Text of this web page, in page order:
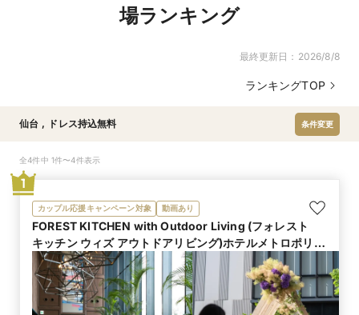
場ランキング
最終更新日： 2026/8/8
ランキングTOP
仙台 , ドレス持込無料 条件変更
全4件中 1件〜4件表示
カップル応援キャンペーン対象 動画あり
FOREST KITCHEN with Outdoor Living (フォレスト
キッチン ウィズ アウトドアリビング)ホテルメトロポリタ
ン仙台内
1